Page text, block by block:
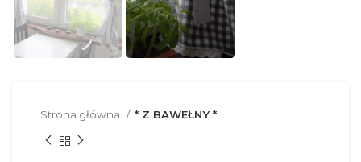
Strona główna * Z BAWEŁNY *